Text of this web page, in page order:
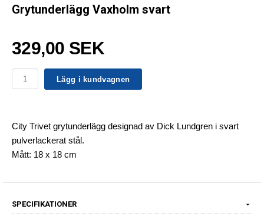
Grytunderlägg Vaxholm svart
329,00 SEK
Lägg i kundvagnen
City Trivet grytunderlägg designad av Dick Lundgren i svart
pulverlackerat stål.
Mått: 18 x 18 cm
SPECIFIKATIONER